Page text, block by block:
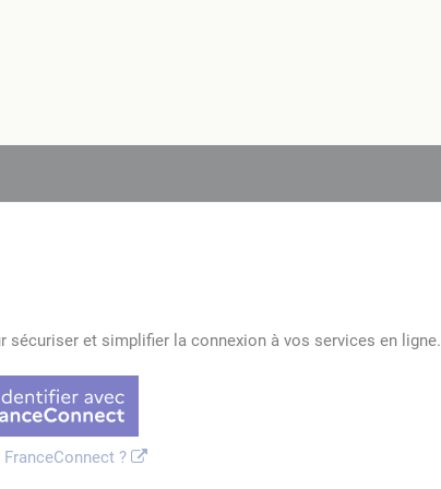
et simplifier la connexion à vos services en ligne.
?